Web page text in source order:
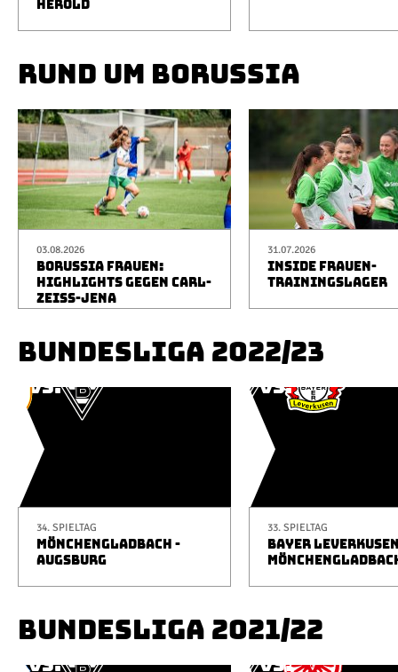
HEROLD
RUND UM BORUSSIA
03.08.2026
BORUSSIA FRAUEN:
HIGHLIGHTS GEGEN CARL-
ZEISS-JENA
31.07.2026
INSIDE FRAUEN-
TRAININGSLAGER
BUNDESLIGA 2022/23
34. SPIELTAG
MÖNCHENGLADBACH -
AUGSBURG
33. SPIELTAG
BAYER
BUNDESLIGA 2021/22